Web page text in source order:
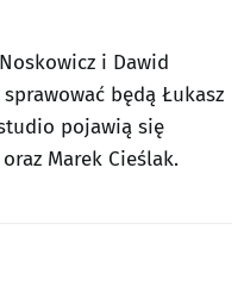
i Dawid
będą Łukasz
pojawią się
Marek Cieślak.